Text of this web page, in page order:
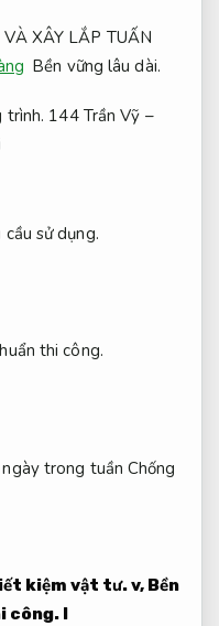
XÂY LẮP TUẤN
Bền vững lâu dài.
trình. 144 Trần Vỹ –
cầu sử dụng.
thi công.
ngày trong tuầnChống
kiệm vật tư.v, Bền
công. l